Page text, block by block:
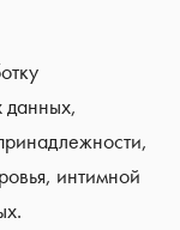
данных,
интимной